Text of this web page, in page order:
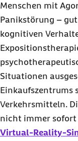
Menschen mit
Panikstörung –
kognitiven
Situationen
Einkaufszentrums
Verkehrsmitteln.
nicht immer sofort
Virtual-Reality-